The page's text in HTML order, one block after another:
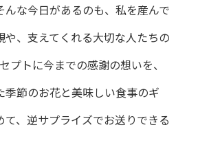
んな今日があるのも、私を産んで
や、支えてくれる大切な人たちの
プトに今までの感謝の想いを、
季節のお花と美味しい食事のギ
て、逆サプライズでお送りできる